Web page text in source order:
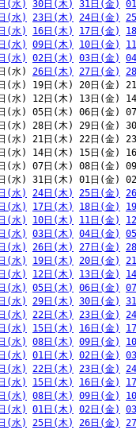
(水) 30日(木) 31日(金)
(水) 23日(木) 24日(金)
(水) 16日(木) 17日(金)
(水) 09日(木) 10日(金)
(水) 02日(木) 03日(金)
(水) 26日(木) 27日(金)
(水) 19日(木) 20日(金)
(水) 12日(木) 13日(金)
(水) 05日(木) 06日(金)
(水) 28日(木) 29日(金)
(水) 21日(木) 22日(金)
(水) 14日(木) 15日(金)
(水) 07日(木) 08日(金)
(水) 31日(木) 01日(金)
(水) 24日(木) 25日(金)
(水) 17日(木) 18日(金)
(水) 10日(木) 11日(金)
(水) 03日(木) 04日(金)
(水) 26日(木) 27日(金)
(水) 19日(木) 20日(金)
(水) 12日(木) 13日(金)
(水) 05日(木) 06日(金)
(水) 29日(木) 30日(金)
(水) 22日(木) 23日(金)
(水) 15日(木) 16日(金)
(水) 08日(木) 09日(金)
(水) 01日(木) 02日(金)
(水) 22日(木) 23日(金)
(水) 15日(木) 16日(金)
(水) 08日(木) 09日(金)
(水) 01日(木) 02日(金)
(水) 25日(木) 26日(金)